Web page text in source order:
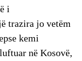
i
trazira jo vetëm
kemi
në Kosovë,